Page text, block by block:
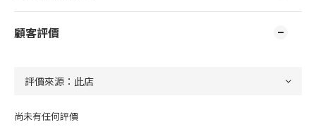
顧客評價
尚未有任何評價